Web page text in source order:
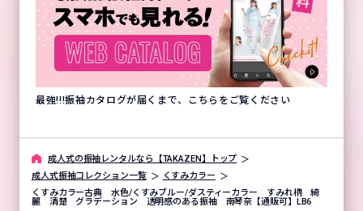
最強!!!振袖カタログが届くまで、こちらをご覧ください
成⼈式の振袖レンタルなら【TAKAZEN】トップ
成人式振袖コレクション一覧
くすみカラー
くすみカラー古典 水色/くすみブルー/ダスティーカラー すみれ柄 綺
麗 清楚 グラデーション 透明感のある振袖 南琴奈【通販可】LB6